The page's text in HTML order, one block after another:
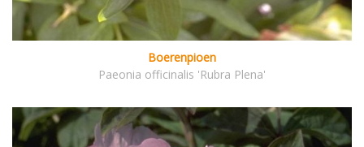
Boerenpioen
Paeonia officinalis 'Rubra Plena'